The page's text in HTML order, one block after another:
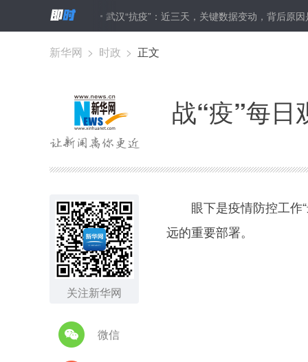
武汉“抗疫”：近三天，关键数据变动，背后原因是？
办首次在武汉举行新闻发布会透露这些重要信息
新华网 > 时政 > 正文
战“疫”每日
关注新华网
微信
眼下是疫情防控工作“
远的重要部署。